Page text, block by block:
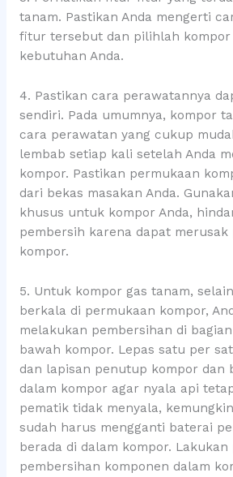
tanam. Pastikan Anda mengerti
fitur tersebut dan pilihlah kompor
kebutuhan Anda.
4. Pastikan cara perawatannya
sendiri. Pada umumnya, kompor
cara perawatan yang cukup
lembab setiap kali setelah Anda
kompor. Pastikan permukaan
dari bekas masakan Anda.
khusus untuk kompor Anda,
pembersih karena dapat merusak
kompor.
5. Untuk kompor gas tanam,
berkala di permukaan kompor,
melakukan pembersihan di
bawah kompor. Lepas satu per
dan lapisan penutup kompor dan
dalam kompor agar nyala api
pematik tidak menyala,
sudah harus mengganti baterai
berada di dalam kompor. Lakukan
pembersihan komponen dalam